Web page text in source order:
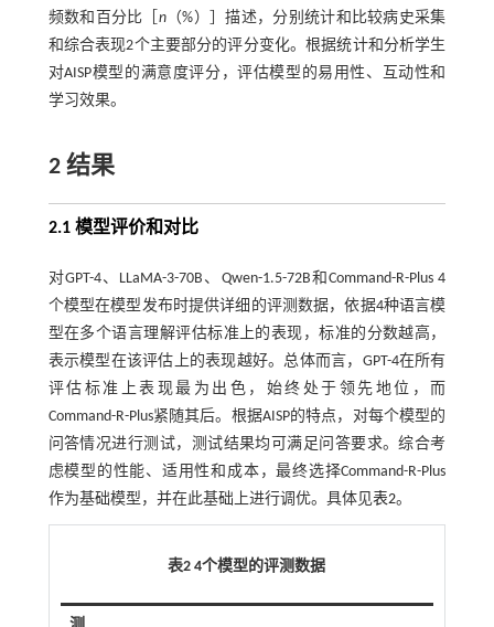
频数和百分比［ n（%）］描述，分别统计和比较病史采集
和综合表现2个主要部分的评分变化。根据统计和分析学生
对AISP模型的满意度评分，评估模型的易用性、互动性和
学习效果。
2 结果
2.1 模型评价和对比
对GPT-4、LLaMA-3-70B、Qwen-1.5-72B和Command-R-Plus 4
个模型在模型发布时提供详细的评测数据，依据4种语言模
型在多个语言理解评估标准上的表现，标准的分数越高，
表示模型在该评估上的表现越好。总体而言，GPT-4在所有
评估标准上表现最为出色，始终处于领先地位，而
Command-R-Plus紧随其后。根据AISP的特点，对每个模型的
问答情况进行测试，测试结果均可满足问答要求。综合考
虑模型的性能、适用性和成本，最终选择Command-R-Plus
作为基础模型，并在此基础上进行调优。具体见表2。
表2 4个模型的评测数据